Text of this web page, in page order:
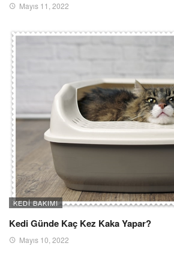
Mayıs 11, 2022
KEDI BAKIMI
Kedi Günde Kaç Kez Kaka Yapar?
Mayıs 10, 2022